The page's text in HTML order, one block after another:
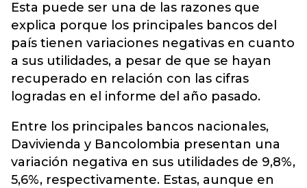
Esta puede ser una de las razones que
explica porque los principales bancos del
país tienen variaciones negativas en cuanto
a sus utilidades, a pesar de que se hayan
recuperado en relación con las cifras
logradas en el informe del año pasado.
Entre los principales bancos nacionales,
Davivienda y Bancolombia presentan una
variación negativa en sus utilidades de 9,8%,
5,6%, respectivamente. Estas, aunque en